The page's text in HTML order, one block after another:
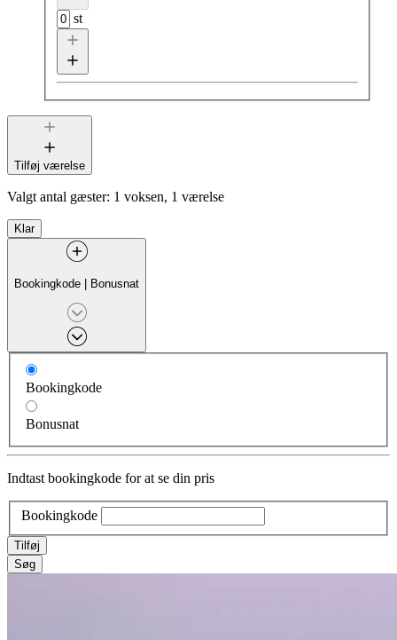
st
Tilføj værelse
Valgt antal gæster: 1 voksen, 1 værelse
Klar
Bookingkode | Bonusnat
Bookingkode
Bonusnat
Indtast bookingkode for at se din pris
Bookingkode
Tilføj
Søg